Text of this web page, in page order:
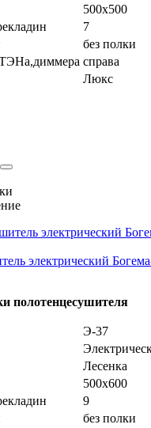
500х500
7
без полки
справа
Люкс
электрический
полотенцесушителя
Э-37
Лесенка
500х600
9
без полки